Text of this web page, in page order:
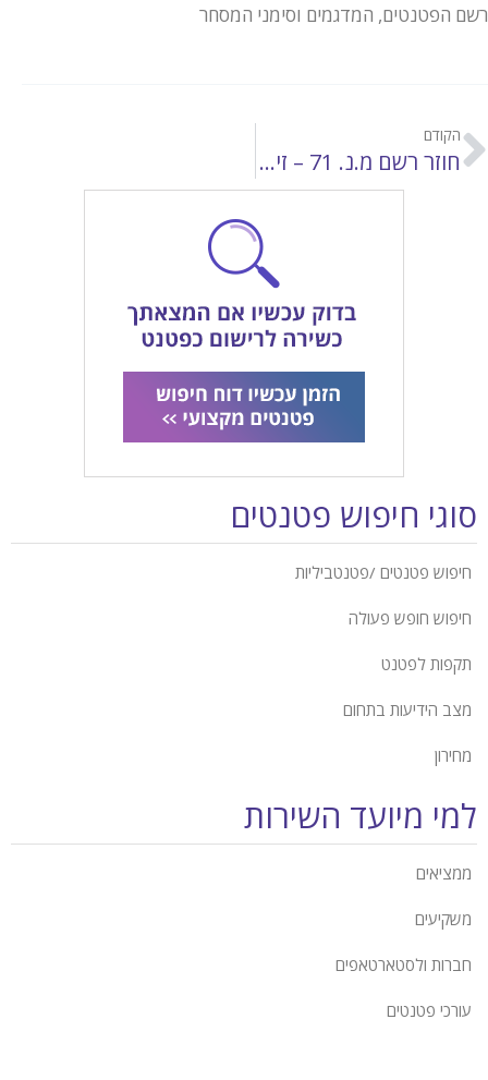
רשם הפטנטים, המדגמים וסימני המסחר
הקודם
חוזר רשם מ.נ. 71 – זירוז של בחינת בקשות לרישום פטנט שנכנסו לשלב הלאומי
סוגי חיפוש פטנטים
חיפוש פטנטים /פטנטביליות
חיפוש חופש פעולה
תקפות לפטנט
מצב הידיעות בתחום
מחירון
למי מיועד השירות
ממציאים
משקיעים
חברות ולסטארטאפים
עורכי פטנטים